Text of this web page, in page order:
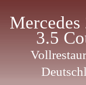
Mercedes
3.5